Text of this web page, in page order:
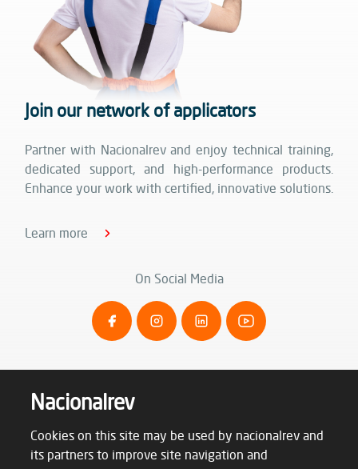
Join our network of applicators
Partner with Nacionalrev and enjoy technical training,
dedicated support, and high-performance products.
Enhance your work with certified, innovative solutions.
Learn more
On Social Media
Nacionalrev
Cookies on this site may be used by nacionalrev and
its partners to improve site navigation and